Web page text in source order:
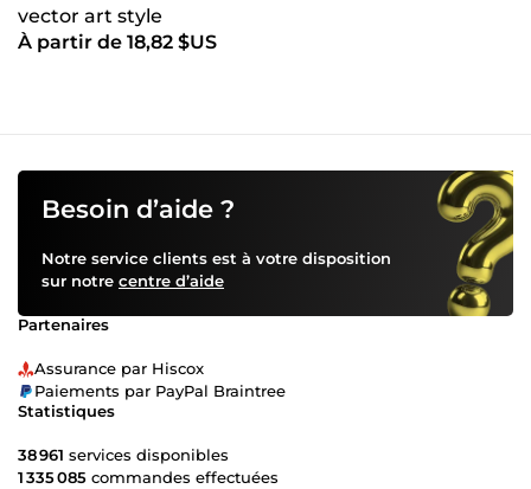
vector art style
À partir de 18,82 $US
Besoin d’aide ?
Notre service clients est à votre disposition
sur notre centre d’aide
Partenaires
Assurance par Hiscox
Paiements par PayPal Braintree
Statistiques
38 961 services disponibles
1 335 085 commandes effectuées